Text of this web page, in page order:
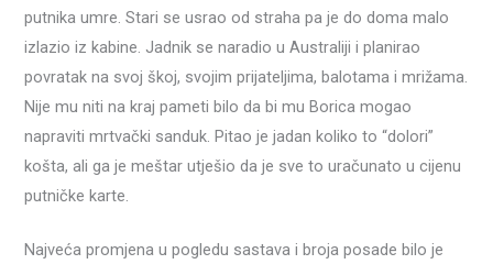
putnika umre. Stari se usrao od straha pa je do doma malo
izlazio iz kabine. Jadnik se naradio u Australiji i planirao
povratak na svoj škoj, svojim prijateljima, balotama i mrižama.
Nije mu niti na kraj pameti bilo da bi mu Borica mogao
napraviti mrtvački sanduk. Pitao je jadan koliko to “dolori”
košta, ali ga je meštar utješio da je sve to uračunato u cijenu
putničke karte.
Najveća promjena u pogledu sastava i broja posade bilo je